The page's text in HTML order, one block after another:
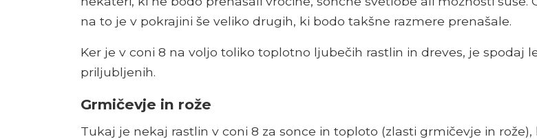
na to je v pokrajini še veliko drugih, ki bodo takšne razmere prenašale.
Ker je v coni 8 na voljo toliko toplotno ljubečih rastlin in dreves, je spodaj
priljubljenih.
Grmičevje in rože
Tukaj je nekaj rastlin v coni 8 za sonce in toploto (zlasti grmičevje in rože),